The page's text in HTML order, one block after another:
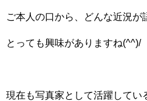
ご本人の口から、どんな近況が
とっても興味がありますね(^^)/
現在も写真家として活躍してい